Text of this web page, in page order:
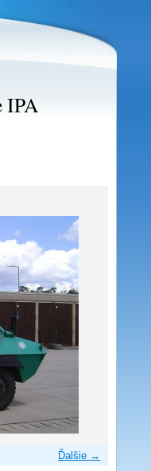
IPA
Ďalšie →